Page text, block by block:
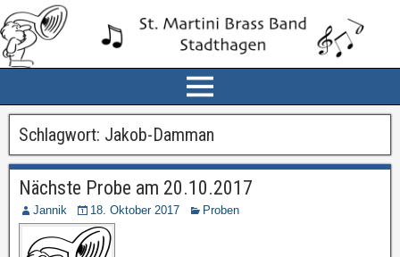
Schlagwort: Jakob-Damman
Nächste Probe am 20.10.2017
Jannik 18. Oktober 2017 Proben